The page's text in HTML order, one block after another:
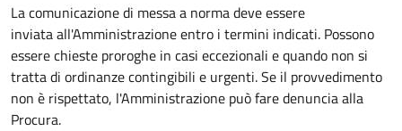
La comunicazione di messa a norma deve essere
inviata all'Amministrazione entro i termini indicati. Possono
essere chieste proroghe in casi eccezionali e quando non si
tratta di ordinanze contingibili e urgenti. Se il provvedimento
non è rispettato, l'Amministrazione può fare denuncia alla
Procura.